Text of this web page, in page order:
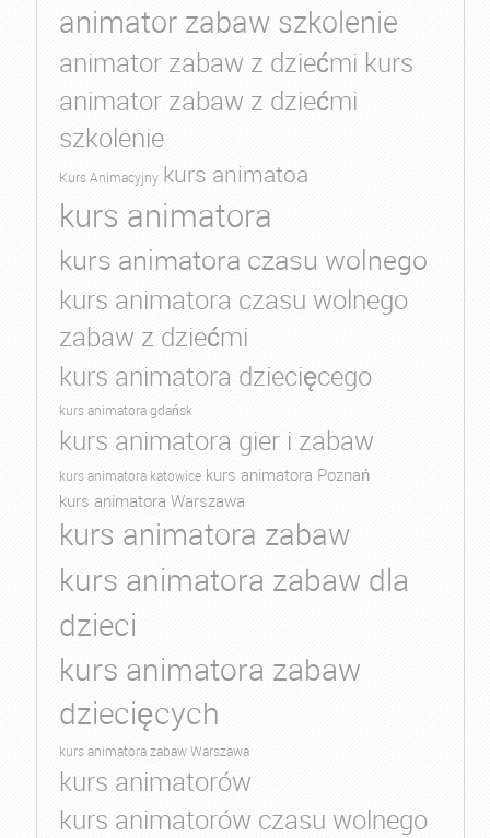
animator zabaw szkolenie
animator zabaw z dziećmi kurs
animator zabaw z dziećmi
szkolenie
Kurs Animacyjny kurs animatoa
kurs animatora
kurs animatora czasu wolnego
kurs animatora czasu wolnego
zabaw z dziećmi
kurs animatora dziecięcego
kurs animatora gdańsk
kurs animatora gier i zabaw
kurs animatora katowice kurs animatora Poznań
kurs animatora Warszawa
kurs animatora zabaw
kurs animatora zabaw dla
dzieci
kurs animatora zabaw
dziecięcych
kurs animatora zabaw Warszawa
kurs animatorów
kurs animatorów czasu wolnego